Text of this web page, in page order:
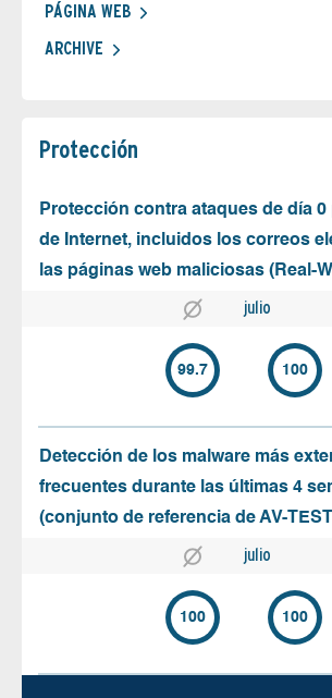
PÁGINA WEB
ARCHIVE
Protección
Protección contra ataques de día
de Internet, incluidos los correos
las páginas web maliciosas (Real-
julio
99.7 100
Detección de los malware más
frecuentes durante las últimas 4
(conjunto de referencia de AV-
julio
100 100